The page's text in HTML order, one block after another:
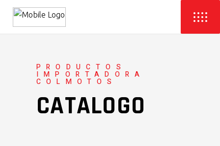
PRODUCTOS
IMPORTADORA
COLMOTOS
CATALOGO